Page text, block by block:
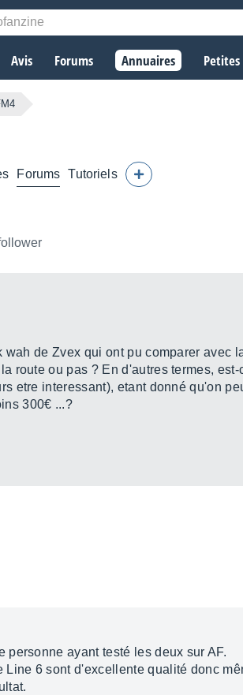
Avis Forums Annuaires
Forums Tutoriels
de Zvex qui ont pu comparer avec
route ou pas ? En d'autres termes,
etre interessant), etant donné qu'on
300€ ...?
ayant testé les deux sur AF.
6 sont d'excellente qualité donc